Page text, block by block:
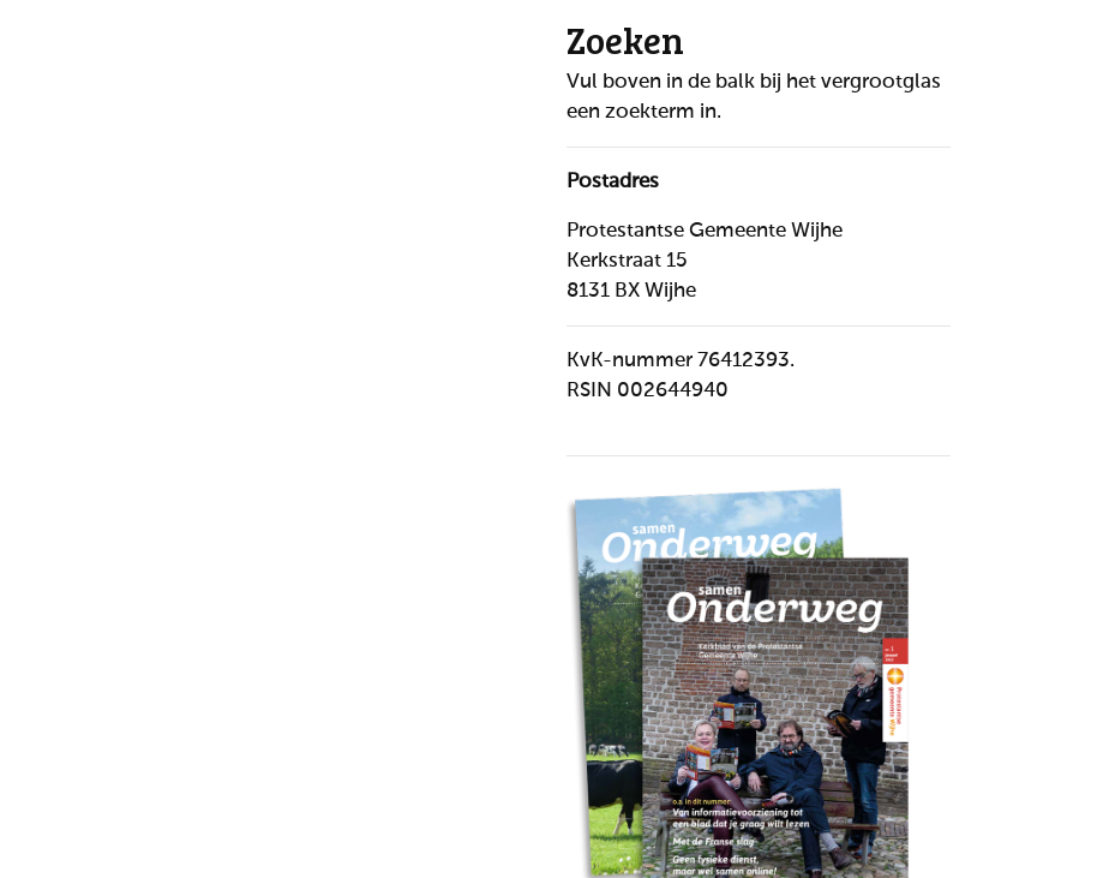
Zoeken
Vul boven in de balk bij het vergrootglas
een zoekterm in.
Postadres
Protestantse Gemeente Wijhe
Kerkstraat 15
8131 BX Wijhe
KvK-nummer 76412393.
RSIN 002644940